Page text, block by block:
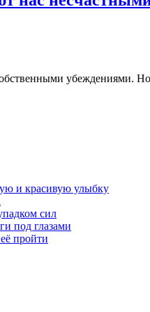
убеждениями.
и красивую улыбку
сил
под глазами
пройти